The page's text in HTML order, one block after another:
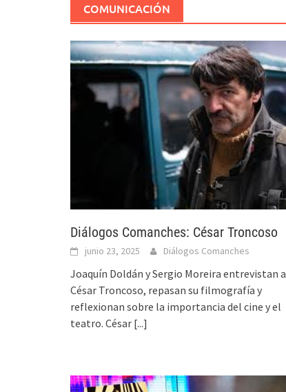
COMUNICACIÓN
Diálogos Comanches: César Troncoso
junio 23, 2025 Diálogos Comanches
Joaquín Doldán y Sergio Moreira entrevistan a
César Troncoso, repasan su filmografía y
reflexionan sobre la importancia del cine y el
teatro. César [...]